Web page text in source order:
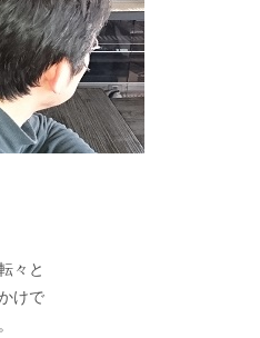
々と
けで